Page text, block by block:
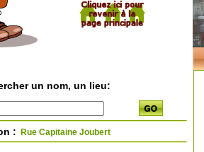
un nom, un lieu:
: Rue Capitaine Joubert